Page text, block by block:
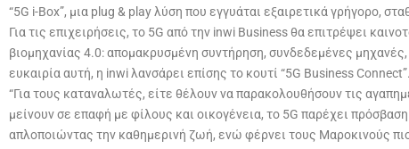
“5G i-Box”, μια plug & play λύση που εγγυάται εξαιρετικά γρήγορο,
Για τις επιχειρήσεις, το 5G από την inwi Business θα επιτρέψει
βιομηχανίας 4.0: απομακρυσμένη συντήρηση, συνδεδεμένες
ευκαιρία αυτή, η inwi λανσάρει επίσης το κουτί “5G Business Connect”.
“Για τους καταναλωτές, είτε θέλουν να παρακολουθήσουν τις
μείνουν σε επαφή με φίλους και οικογένεια, το 5G παρέχει
απλοποιώντας την καθημερινή ζωή, ενώ φέρνει τους Μαροκινούς